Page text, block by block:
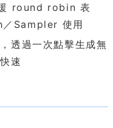
round robin 表
／Sampler 使用
透過一次點擊生成無
速